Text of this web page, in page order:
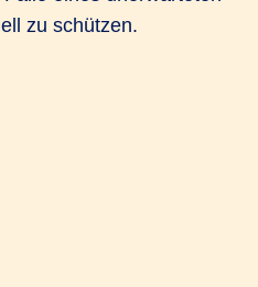
zu schützen.